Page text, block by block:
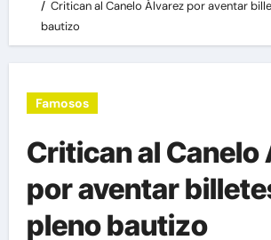
Critican al Canelo Álvarez por aventar
bautizo
Famosos
Critican al Canelo
por aventar
pleno bautizo